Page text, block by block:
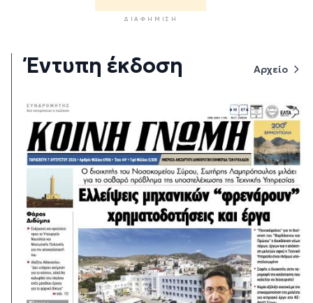
ΔΙΑΦΉΜΙΣΗ
Έντυπη έκδοση Αρχείο